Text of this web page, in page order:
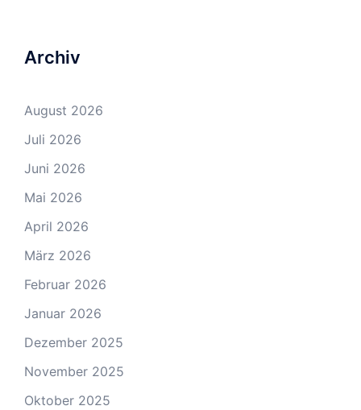
Archiv
August 2026
Juli 2026
Juni 2026
Mai 2026
April 2026
März 2026
Februar 2026
Januar 2026
Dezember 2025
November 2025
Oktober 2025